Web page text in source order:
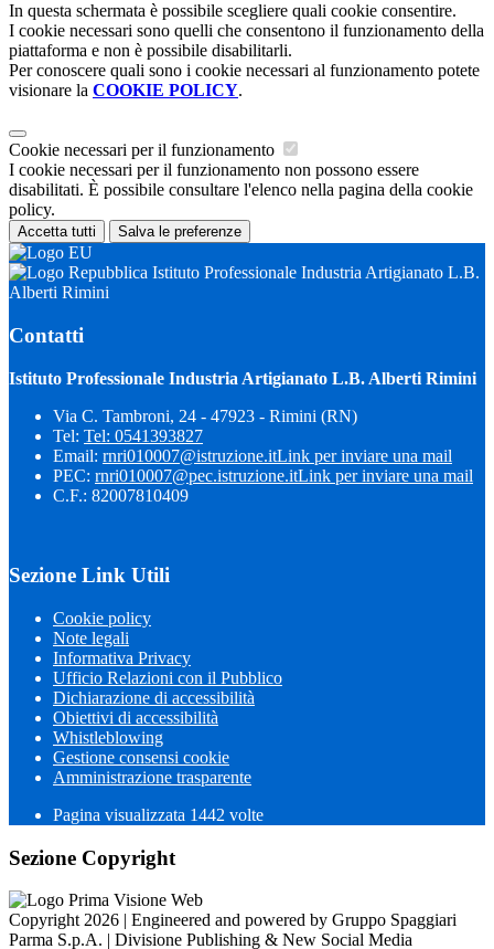
In questa schermata è possibile scegliere quali cookie consentire.
I cookie necessari sono quelli che consentono il funzionamento della
piattaforma e non è possibile disabilitarli.
Per conoscere quali sono i cookie necessari al funzionamento potete
visionare la COOKIE POLICY.
Cookie necessari per il funzionamento
I cookie necessari per il funzionamento non possono essere
disabilitati. È possibile consultare l'elenco nella pagina della cookie
policy.
Accetta tutti Salva le preferenze
Istituto Professionale Industria Artigianato L.B.
Alberti Rimini
Contatti
Istituto Professionale Industria Artigianato L.B. Alberti Rimini
Via C. Tambroni, 24 - 47923 - Rimini (RN)
Tel: Tel: 0541393827
Email: rnri010007@istruzione.itLink per inviare una mail
PEC: rnri010007@pec.istruzione.itLink per inviare una mail
C.F.: 82007810409
Sezione Link Utili
Cookie policy
Note legali
Informativa Privacy
Ufficio Relazioni con il Pubblico
Dichiarazione di accessibilità
Obiettivi di accessibilità
Whistleblowing
Gestione consensi cookie
Amministrazione trasparente
Pagina visualizzata 1442 volte
Sezione Copyright
Copyright 2026 | Engineered and powered by Gruppo Spaggiari
Parma S.p.A. | Divisione Publishing & New Social Media